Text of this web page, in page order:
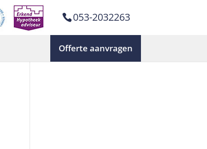
053-2032263
Offerte aanvragen